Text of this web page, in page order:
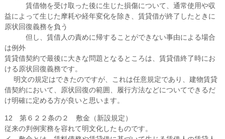
賃借物を受け取った後に生じた損傷について、通常使用や収
益によって生じた摩耗や経年変化を除き、賃貸借が終了したときに
原状回復義務を負う
但し、賃借人の責めに帰することができない事由による場合
は例外
賃貸借契約で最後に大きな問題となるところは、賃貸借終了時にお
ける原状回復義務です。
明文の規定はできたのですが、これは任意規定であり、建物賃貸
借契約において、原状回復の範囲、履行方法などについてできるだ
け明確に定める方が良いと思います。
12 第６２２条の２ 敷金（新設規定）
従来の判例実務を容れて明文化したものです。